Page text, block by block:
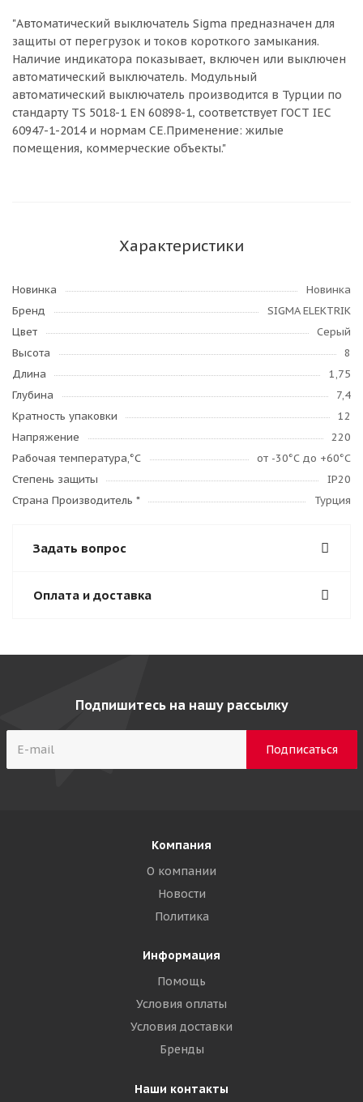
"Автоматический выключатель Sigma предназначен для
защиты от перегрузок и токов короткого замыкания.
Наличие индикатора показывает, включен или выключен
автоматический выключатель. Модульный
автоматический выключатель производится в Турции по
стандарту TS 5018-1 EN 60898-1, соответствует ГОСТ IEC
60947-1-2014 и нормам CE.Применение: жилые
помещения, коммерческие объекты."
Характеристики
Новинка
Новинка
Бренд
SIGMA ELEKTRIK
Цвет
Серый
Высота
8
Длина
1,75
Глубина
7,4
Кратность упаковки
12
Напряжение
220
Рабочая температура,°C
от -30°С до +60°С
Степень защиты
IP20
Страна Производитель *
Турция
Задать вопрос
Оплата и доставка
Подпишитесь на нашу рассылку
Компания
О компании
Новости
Политика
Информация
Помощь
Условия оплаты
Условия доставки
Бренды
Наши контакты